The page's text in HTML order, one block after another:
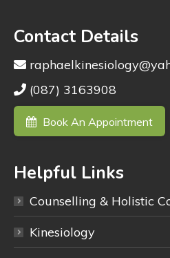
Contact Details
(087) 3163908
Book An Appointment
Helpful Links
Counselling & Holistic
Kinesiology